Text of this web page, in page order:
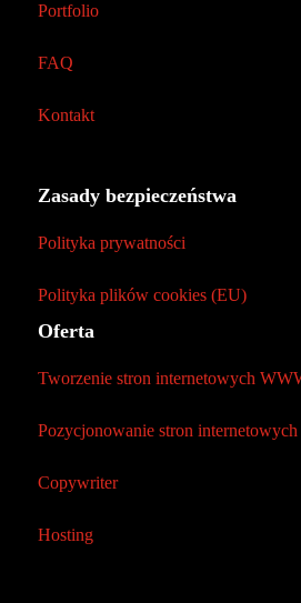
Portfolio
FAQ
Kontakt
Zasady bezpieczeństwa
Polityka prywatności
Polityka plików cookies (EU)
Oferta
Tworzenie stron internetowych
Pozycjonowanie stron
Copywriter
Hosting